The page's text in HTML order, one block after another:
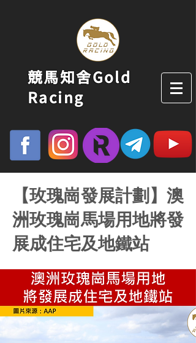
競馬知舍Gold
Racing
【玫瑰崗發展計劃】澳
洲玫瑰崗馬場用地將發
展成住宅及地鐵站